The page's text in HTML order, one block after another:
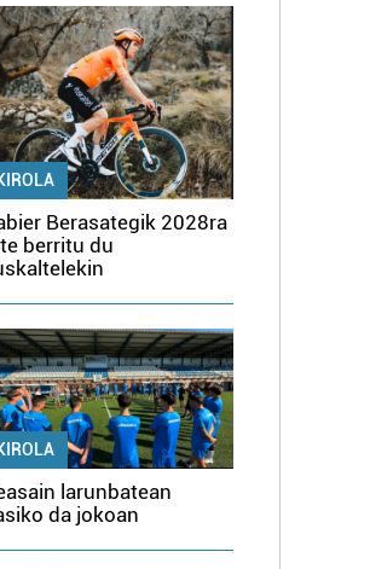
Berasategik 2028ra
berritu du
larunbatean
da jokoan